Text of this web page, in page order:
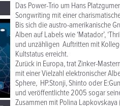
Das Power-Trio um Hans
Songwriting mit einer
Bis sich die austro-amerikanische
Alben auf Labels wie ‘Matador’,
und unzähligen Auftritten mit
Kultstatus erreicht.
Zurück in Europa, trat Zinker-
mit einer Vielzahl elektronischer
Sphere, HP.Stonji, Shinto oder
und veröffentlichte 2005 sogar
Zusammen mit Polina